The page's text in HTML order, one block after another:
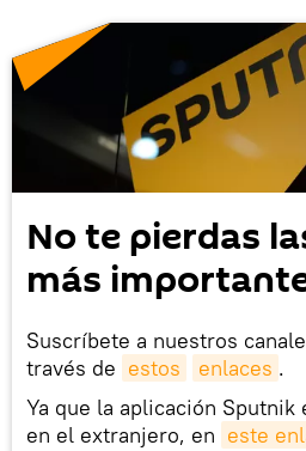
No te pierdas
más
Suscríbete a nuestros
través de estos enlaces .
Ya que la aplicación Sputnik
en el extranjero, en este